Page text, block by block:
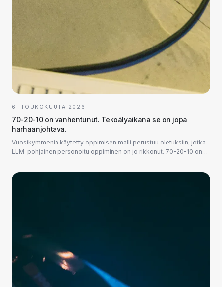
6. TOUKOKUUTA 2026
70-20-10 on vanhentunut. Tekoälyaikana se on jopa
harhaanjohtava.
Vuosikymmeniä käytetty oppimisen malli perustuu oletuksiin, jotka
LLM-pohjainen personoitu oppiminen on jo rikkonut. 70-20-10 on